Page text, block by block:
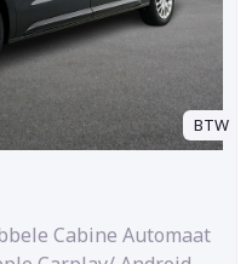
BTW
Cabine Automaat